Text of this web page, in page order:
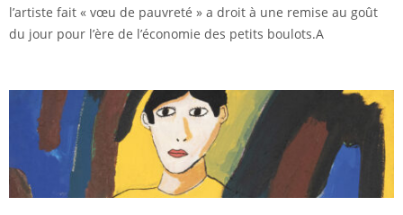
l’artiste fait « vœu de pauvreté » a droit à une remise au goût
du jour pour l’ère de l’économie des petits boulots.A